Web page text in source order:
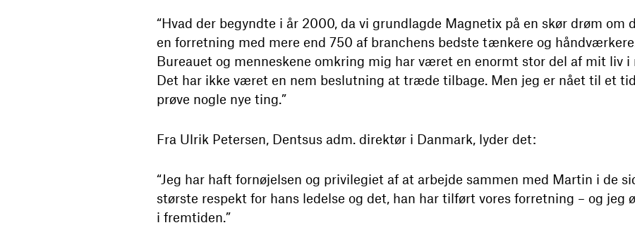
“Hvad der begyndte i år 2000, da vi grundlagde Magnetix på en skør drøm om
en forretning med mere end 750 af branchens bedste tænkere og
Bureauet og menneskene omkring mig har været en enormt stor del af mit liv i
Det har ikke været en nem beslutning at træde tilbage. Men jeg er nået til et
prøve nogle nye ting.”
Fra Ulrik Petersen, Dentsus adm. direktør i Danmark, lyder det:
“Jeg har haft fornøjelsen og privilegiet af at arbejde sammen med Martin i de
største respekt for hans ledelse og det, han har tilført vores forretning – og jeg
i fremtiden.”